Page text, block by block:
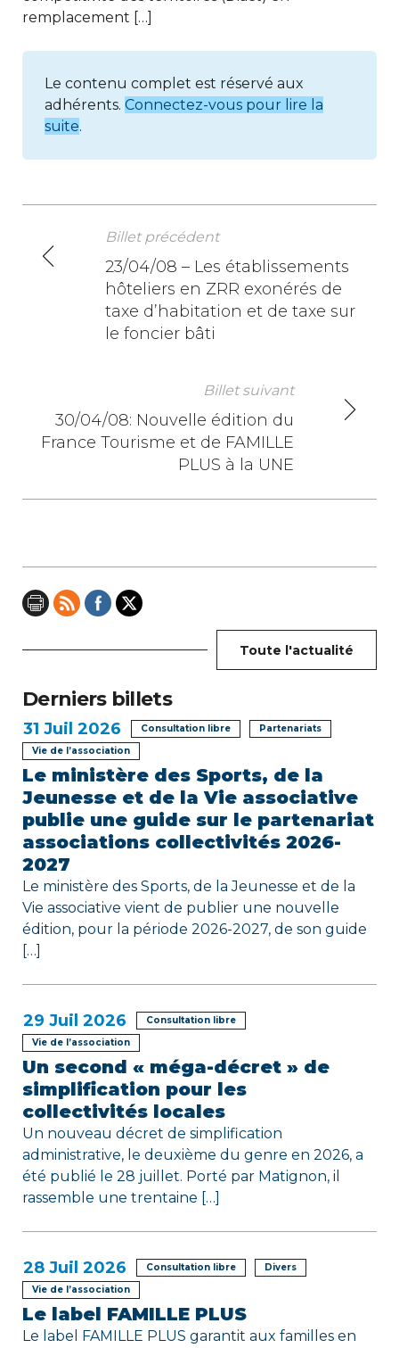
remplacement […]
Le contenu complet est réservé aux
adhérents. Connectez-vous pour lire la
suite.
N
n
d
e
l
’
a
r
t
i
c
l
e
Billet précédent
23/04/08 – Les établissements
hôteliers en ZRR exonérés de
taxe d’habitation et de taxe sur
le foncier bâti
Billet suivant
30/04/08: Nouvelle édition du
France Tourisme et de FAMILLE
PLUS à la UNE
Toute l'actualité
Derniers billets
31 Juil 2026 Consultation libre
Partenariats
Vie de l’association
Le ministère des Sports, de la
Jeunesse et de la Vie associative
publie une guide sur le partenariat
associations collectivités 2026-
2027
Le ministère des Sports, de la Jeunesse et de la
Vie associative vient de publier une nouvelle
édition, pour la période 2026-2027, de son guide
[…]
29 Juil 2026
Consultation libre
Vie de l’association
Un second « méga-décret » de
simplification pour les
collectivités locales
Un nouveau décret de simplification
administrative, le deuxième du genre en 2026, a
été publié le 28 juillet. Porté par Matignon, il
rassemble une trentaine […]
28 Juil 2026 Consultation libre
Divers
Vie de l’association
Le label FAMILLE PLUS
Le label FAMILLE PLUS garantit aux familles en